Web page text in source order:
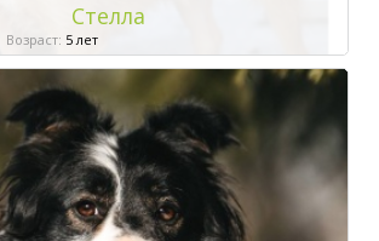
Стелла
Возраст: 5 лет